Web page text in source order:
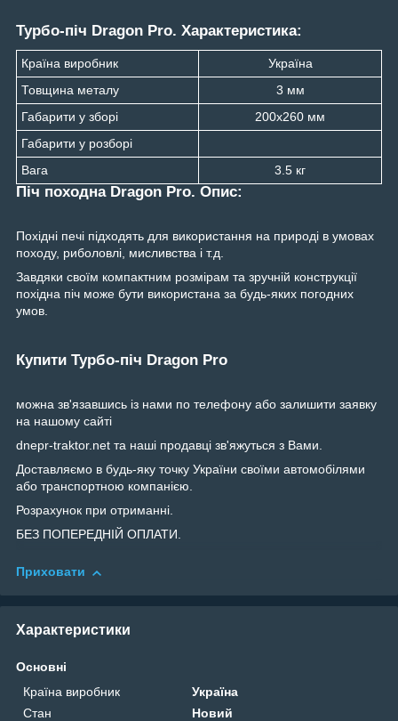
Турбо-піч Dragon Pro. Характеристика:
Країна виробник
Україна
Товщина металу
3 мм
Габарити у зборі
200х260 мм
Габарити у розборі
Вага
3.5 кг
Піч походна Dragon Pro. Опис:
Похідні печі підходять для використання на природі в умовах
походу, риболовлі, мисливства і т.д.
Завдяки своїм компактним розмірам та зручній конструкції
похідна піч може бути використана за будь-яких погодних
умов.
Купити Турбо-піч Dragon Pro
можна зв'язавшись із нами по телефону або залишити заявку
на нашому сайті
dnepr-traktor.net та наші продавці зв'яжуться з Вами.
Доставляємо в будь-яку точку України своїми автомобілями
або транспортною компанією.
Розрахунок при отриманні.
БЕЗ ПОПЕРЕДНІЙ ОПЛАТИ.
Приховати
Характеристики
Основні
Країна виробник
Україна
Стан
Новий